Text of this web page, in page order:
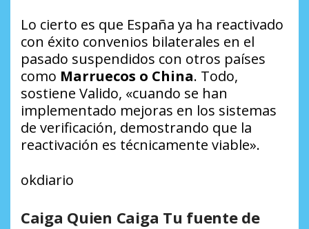
Lo cierto es que España ya ha reactivado
con éxito convenios bilaterales en el
pasado suspendidos con otros países
como Marruecos o China. Todo,
sostiene Valido, «cuando se han
implementado mejoras en los sistemas
de verificación, demostrando que la
reactivación es técnicamente viable».
okdiario
Caiga Quien Caiga Tu fuente de